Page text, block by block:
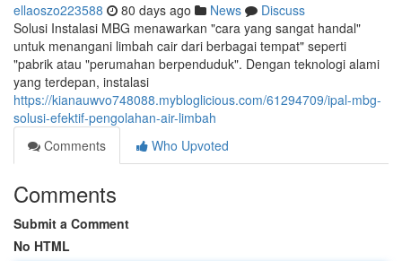
ellaoszo223588 80 days ago News
Discuss
Solusi Instalasi MBG menawarkan "cara yang sangat handal"
untuk menangani limbah cair dari berbagai tempat" seperti
"pabrik atau "perumahan berpenduduk". Dengan teknologi alami
yang terdepan, instalasi
https://kianauwvo748088.mybloglicious.com/61294709/ipal-mbg-
solusi-efektif-pengolahan-air-limbah
Comments
Who Upvoted
Comments
Submit a Comment
No HTML